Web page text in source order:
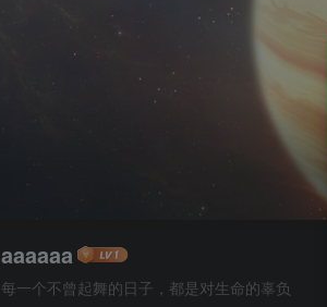
aaaaaa
每一个不曾起舞的日子，都是对生命的辜负